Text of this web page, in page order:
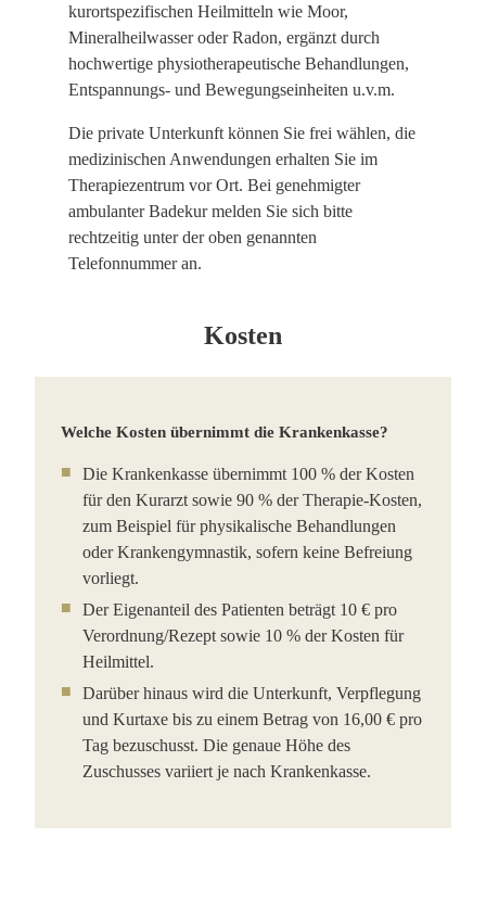
kurortspezifischen Heilmitteln wie Moor,
Mineralheilwasser oder Radon, ergänzt durch
hochwertige physiotherapeutische Behandlungen,
Entspannungs- und Bewegungseinheiten u.v.m.
Die private Unterkunft können Sie frei wählen, die
medizinischen Anwendungen erhalten Sie im
Therapiezentrum vor Ort. Bei genehmigter
ambulanter Badekur melden Sie sich bitte
rechtzeitig unter der oben genannten
Telefonnummer an.
Kosten
Welche Kosten übernimmt die Krankenkasse?
Die Krankenkasse übernimmt 100 % der Kosten
für den Kurarzt sowie 90 % der Therapie-Kosten,
zum Beispiel für physikalische Behandlungen
oder Krankengymnastik, sofern keine Befreiung
vorliegt.
Der Eigenanteil des Patienten beträgt 10 € pro
Verordnung/Rezept sowie 10 % der Kosten für
Heilmittel.
Darüber hinaus wird die Unterkunft, Verpflegung
und Kurtaxe bis zu einem Betrag von 16,00 € pro
Tag bezuschusst. Die genaue Höhe des
Zuschusses variiert je nach Krankenkasse.